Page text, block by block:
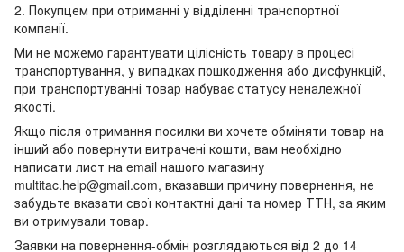
2. Покупцем при отриманні у відділенні транспортної
компанії.
Ми не можемо гарантувати цілісність товару в процесі
транспортування, у випадках пошкодження або дисфункцій,
при транспортуванні товар набуває статусу неналежної
якості.
Якщо після отримання посилки ви хочете обміняти товар на
інший або повернути витрачені кошти, вам необхідно
написати лист на email нашого магазину
multitac.help@gmail.com, вказавши причину повернення, не
забудьте вказати свої контактні дані та номер ТТН, за яким
ви отримували товар.
Заявки на повернення-обмін розглядаються від 2 до 14